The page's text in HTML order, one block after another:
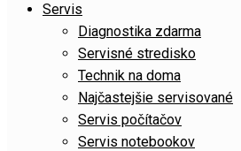
Servis
Diagnostika zdarma
Servisné stredisko
Technik na doma
Najčastejšie servisované
Servis počítačov
Servis notebookov